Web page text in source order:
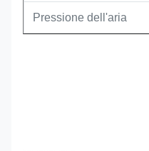
Pressione dell'aria